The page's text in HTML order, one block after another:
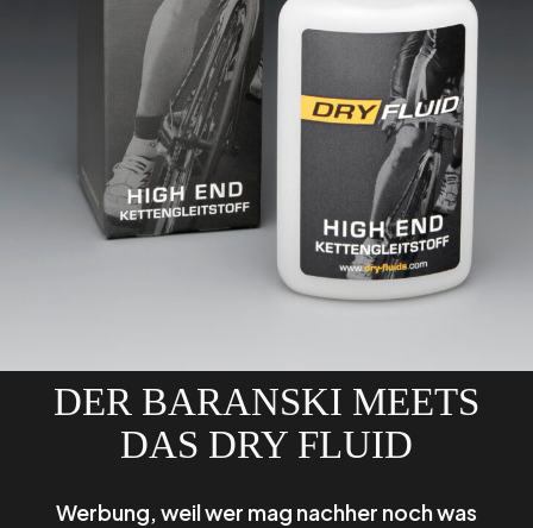
DER BARANSKI MEETS
DAS DRY FLUID
Werbung, weil wer mag nachher noch was